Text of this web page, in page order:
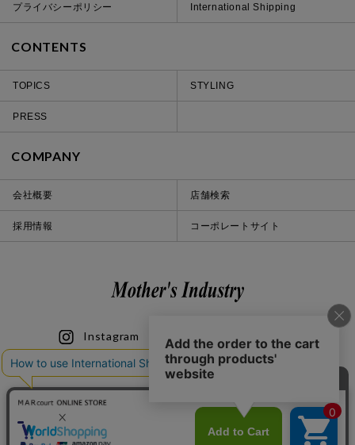
プライバシーポリシー International Shipping
CONTENTS
TOPICS STYLING
PRESS
COMPANY
会社概要 店舗検索
採用情報 コーポレートサイト
Instagram LINE
iOS Android
© 2020 Mother’s Industry co., ltd.